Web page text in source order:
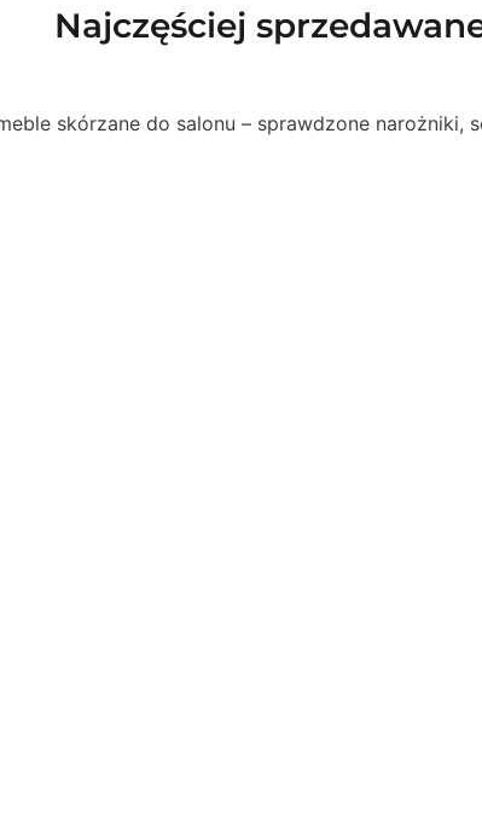
Najczęściej
skórzane do salonu – sprawdzone narożniki,